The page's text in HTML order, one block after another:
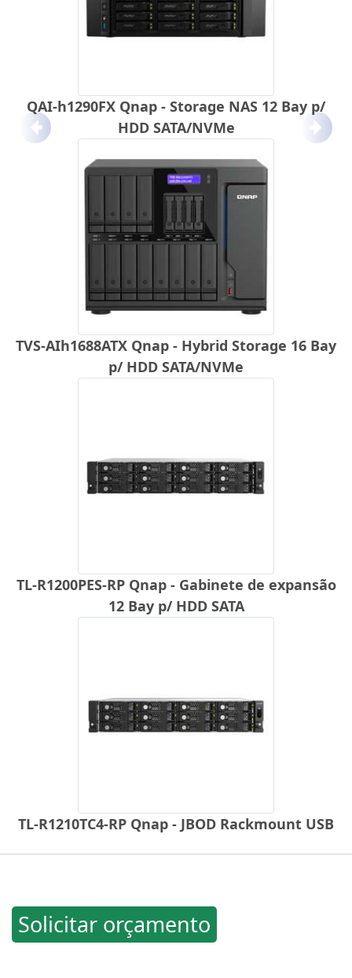
QAI-h1290FX Qnap - Storage NAS 12 Bay p/
HDD SATA/NVMe
TVS-AIh1688ATX Qnap - Hybrid Storage 16 Bay
p/ HDD SATA/NVMe
TL-R1200PES-RP Qnap - Gabinete de expansão
12 Bay p/ HDD SATA
TL-R1210TC4-RP Qnap - JBOD Rackmount USB
Anterior
Solicitar orçamento